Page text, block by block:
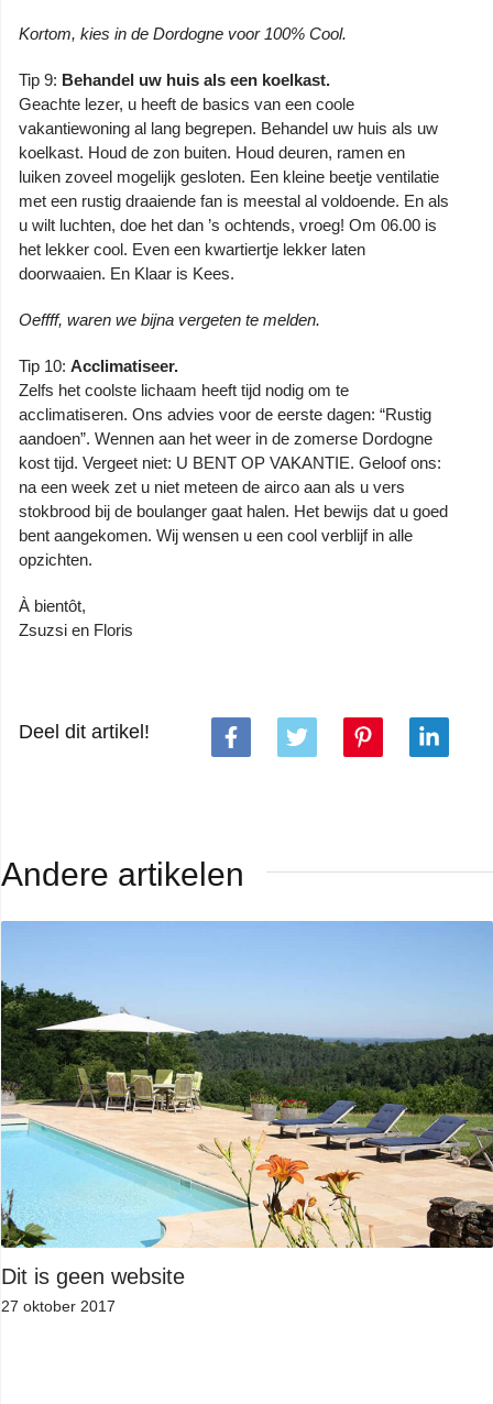
Kortom, kies in de Dordogne voor 100% Cool.
Tip 9: Behandel uw huis als een koelkast.
Geachte lezer, u heeft de basics van een coole
vakantiewoning al lang begrepen. Behandel uw huis als uw
koelkast. Houd de zon buiten. Houd deuren, ramen en
luiken zoveel mogelijk gesloten. Een kleine beetje ventilatie
met een rustig draaiende fan is meestal al voldoende. En als
u wilt luchten, doe het dan ’s ochtends, vroeg! Om 06.00 is
het lekker cool. Even een kwartiertje lekker laten
doorwaaien. En Klaar is Kees.
Oeffff, waren we bijna vergeten te melden.
Tip 10: Acclimatiseer.
Zelfs het coolste lichaam heeft tijd nodig om te
acclimatiseren. Ons advies voor de eerste dagen: “Rustig
aandoen”. Wennen aan het weer in de zomerse Dordogne
kost tijd. Vergeet niet: U BENT OP VAKANTIE. Geloof ons:
na een week zet u niet meteen de airco aan als u vers
stokbrood bij de boulanger gaat halen. Het bewijs dat u goed
bent aangekomen. Wij wensen u een cool verblijf in alle
opzichten.
À bientôt,
Zsuzsi en Floris
Deel dit artikel!
Andere artikelen
Dit is geen website
27 oktober 2017